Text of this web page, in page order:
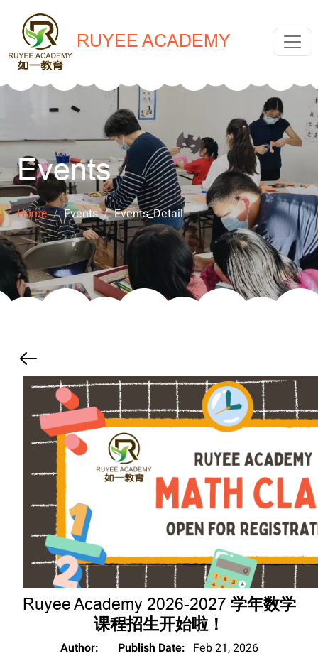
RUYEE ACADEMY
Events
Home Events Events_Detail
Ruyee Academy 2026-2027 学年数学
课程招生开始啦！
Author: Publish Date: Feb 21, 2026